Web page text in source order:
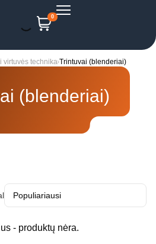
0
virtuvės technika Trintuvai (blenderiai)
(blenderiai)
- produktų nėra.